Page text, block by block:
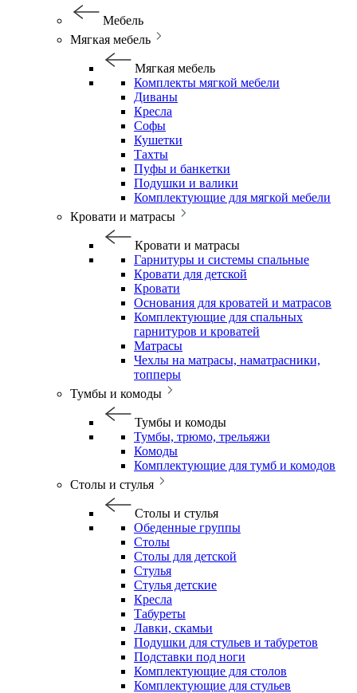
Мебель
Мягкая мебель
Мягкая мебель
Комплекты мягкой мебели
Диваны
Кресла
Софы
Кушетки
Тахты
Пуфы и банкетки
Подушки и валики
Комплектующие для мягкой мебели
Кровати и матрасы
Кровати и матрасы
Гарнитуры и системы спальные
Кровати для детской
Кровати
Основания для кроватей и матрасов
Комплектующие для спальных
гарнитуров и кроватей
Матрасы
Чехлы на матрасы, наматрасники,
топперы
Тумбы и комоды
Тумбы и комоды
Тумбы, трюмо, трельяжи
Комоды
Комплектующие для тумб и комодов
Столы и стулья
Столы и стулья
Обеденные группы
Столы
Столы для детской
Стулья
Стулья детские
Кресла
Табуреты
Лавки, скамьи
Подушки для стульев и табуретов
Подставки под ноги
Комплектующие для столов
Комплектующие для стульев